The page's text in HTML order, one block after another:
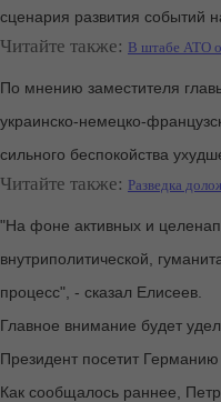
сценария развития событий
Читайте также: В штабе АТО
По мнению заместителя
украинско-немецко-
сильного беспокойства
Читайте также: Разведка
"На фоне активных и
внутриполитической,
процесс", - сказал Елисеев.
Главное внимание будет
Президент посетит
Как сообщалось раннее,